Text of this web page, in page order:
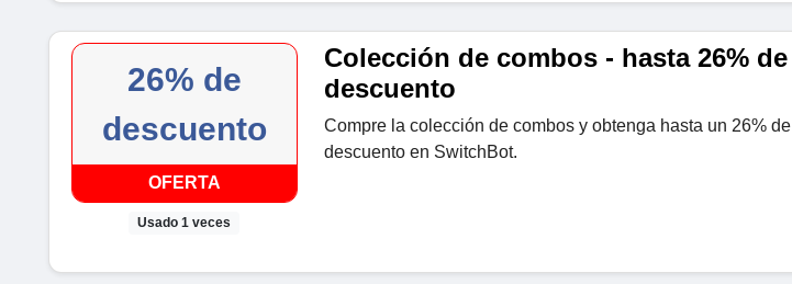
26% de
descuento
OFERTA
Usado 1 veces
Colección de combos - hasta 26% de
descuento
Compre la colección de combos y obtenga hasta un 26% de
descuento en SwitchBot.